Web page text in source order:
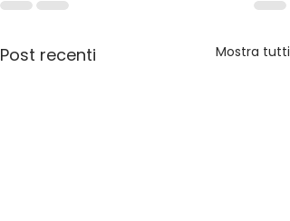
Post recenti Mostra tutti